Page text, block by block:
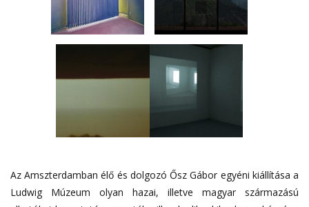
Az Amszterdamban élő és dolgozó Ősz Gábor egyéni kiállítása a
Ludwig Múzeum olyan hazai, illetve magyar származású